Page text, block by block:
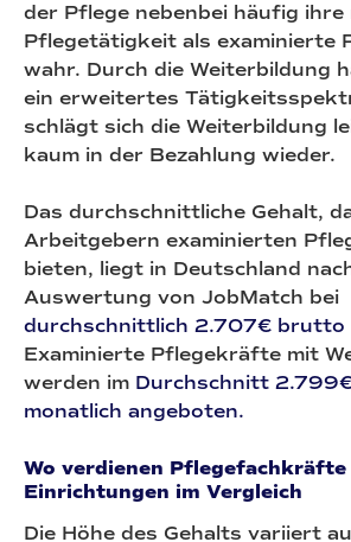
der Pflege nebenbei häufig ihre
Pflegetätigkeit als examinierte
wahr. Durch die Weiterbildung
ein erweitertes
schlägt sich die Weiterbildung
kaum in der Bezahlung wieder.
Das durchschnittliche Gehalt,
Arbeitgebern examinierten
bieten, liegt in Deutschland
Auswertung von JobMatch bei
durchschnittlich 2.707€ brutto
Examinierte Pflegekräfte mit
werden im Durchschnitt
monatlich angeboten.
Wo verdienen Pflegefachkräfte
Einrichtungen im Vergleich
Die Höhe des Gehalts variiert